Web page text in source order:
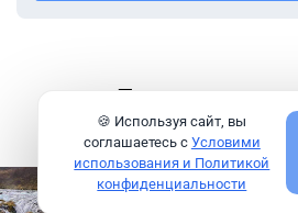
Другие
Групповая
🍪 Используя сайт, вы
соглашаетесь с Условими
использования и Политикой
конфиденциальности